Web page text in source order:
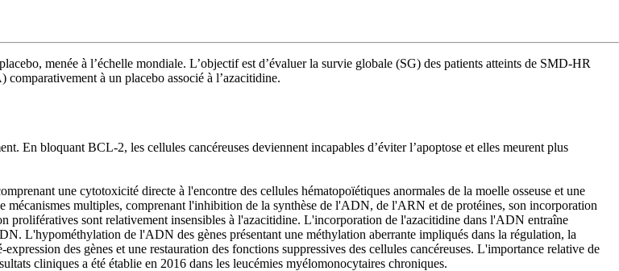
menée à l’échelle mondiale. L’objectif est d’évaluer la survie globale (SG) des patients atteints de SMD-HR
à un placebo associé à l’azacitidine.
En bloquant BCL-2, les cellules cancéreuses deviennent incapables d’éviter l’apoptose et elles meurent plus
une cytotoxicité directe à l'encontre des cellules hématopoïétiques anormales de la moelle osseuse et une
multiples, comprenant l'inhibition de la synthèse de l'ADN, de l'ARN et de protéines, son incorporation
sont relativement insensibles à l'azacitidine. L'incorporation de l'azacitidine dans l'ADN entraîne
L'hypométhylation de l'ADN des gènes présentant une méthylation aberrante impliqués dans la régulation, la
des gènes et une restauration des fonctions suppressives des cellules cancéreuses. L'importance relative de
cliniques a été établie en 2016 dans les leucémies myélomonocytaires chroniques.